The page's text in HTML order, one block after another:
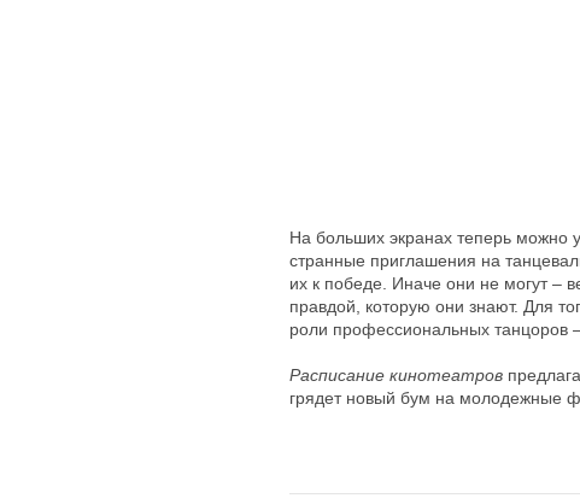
На больших экранах теперь можно
странные приглашения на
их к победе. Иначе они не могут –
правдой, которую они знают. Для
роли профессиональных танцоров
Расписание кинотеатров
грядет новый бум на молодежные